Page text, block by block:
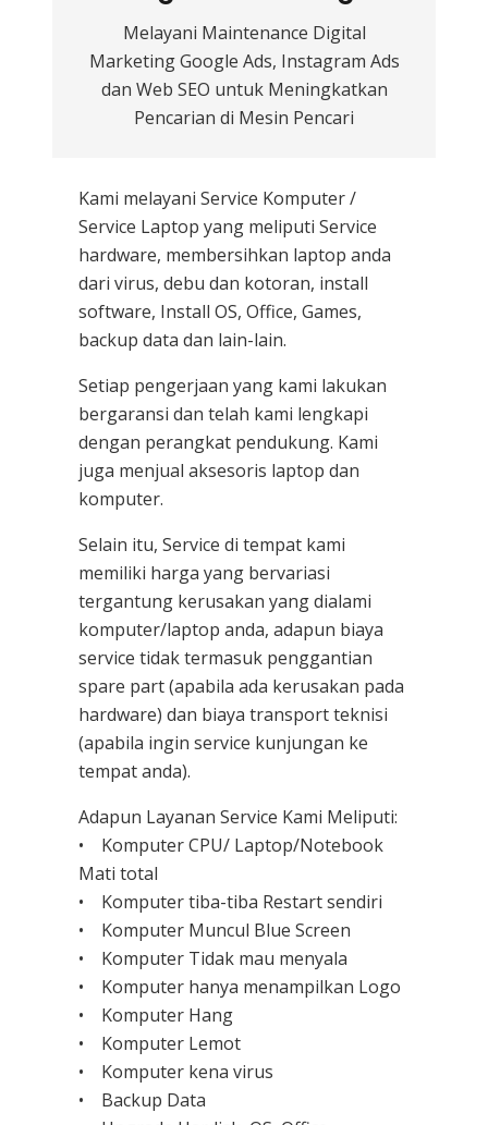
Melayani Maintenance Digital
Marketing Google Ads, Instagram Ads
dan Web SEO untuk Meningkatkan
Pencarian di Mesin Pencari
Kami melayani Service Komputer /
Service Laptop yang meliputi Service
hardware, membersihkan laptop anda
dari virus, debu dan kotoran, install
software, Install OS, Office, Games,
backup data dan lain-lain.
Setiap pengerjaan yang kami lakukan
bergaransi dan telah kami lengkapi
dengan perangkat pendukung. Kami
juga menjual aksesoris laptop dan
komputer.
Selain itu, Service di tempat kami
memiliki harga yang bervariasi
tergantung kerusakan yang dialami
komputer/laptop anda, adapun biaya
service tidak termasuk penggantian
spare part (apabila ada kerusakan pada
hardware) dan biaya transport teknisi
(apabila ingin service kunjungan ke
tempat anda).
Adapun Layanan Service Kami Meliputi:
• Komputer CPU/ Laptop/Notebook
Mati total
• Komputer tiba-tiba Restart sendiri
• Komputer Muncul Blue Screen
• Komputer Tidak mau menyala
• Komputer hanya menampilkan Logo
• Komputer Hang
• Komputer Lemot
• Komputer kena virus
• Backup Data